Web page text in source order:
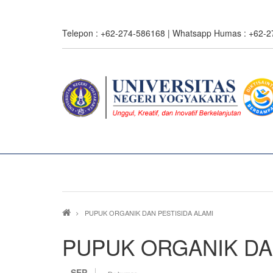
Telepon : +62-274-586168 | Whatsapp Humas : +62-
Breadcrumb
PUPUK ORGANIK DAN PESTISIDA ALAMI
PUPUK ORGANIK
0%